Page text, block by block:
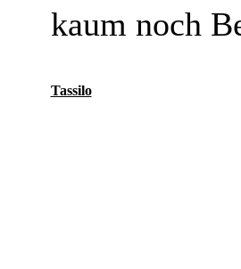
kaum noch
Tassilo